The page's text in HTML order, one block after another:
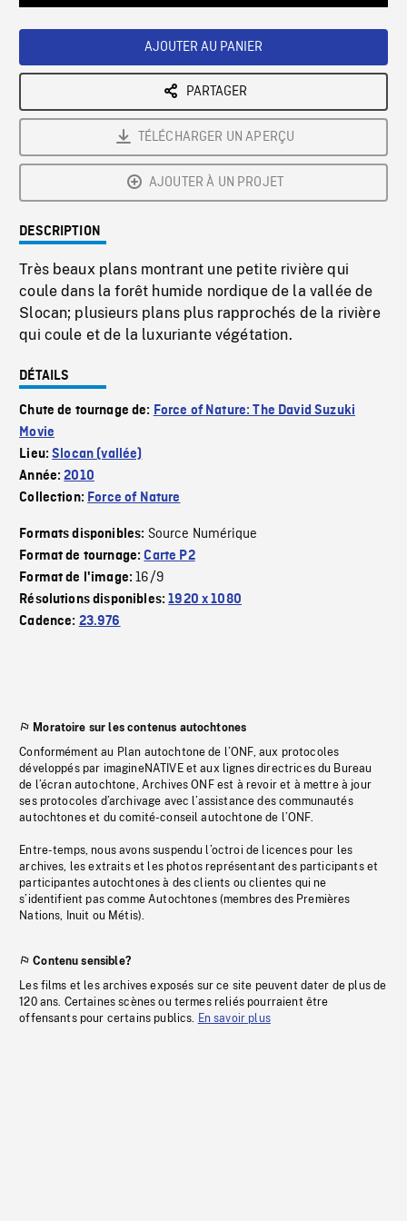
AJOUTER AU PANIER
PARTAGER
TÉLÉCHARGER UN APERÇU
AJOUTER À UN PROJET
DESCRIPTION
Très beaux plans montrant une petite rivière qui
coule dans la forêt humide nordique de la vallée de
Slocan; plusieurs plans plus rapprochés de la rivière
qui coule et de la luxuriante végétation.
DÉTAILS
Chute de tournage de: Force of Nature: The David Suzuki
Movie
Lieu:Slocan (vallée)
Année:2010
Collection: Force of Nature
Formats disponibles: Source Numérique
Format de tournage:Carte P2
Format de l'image:16/9
Résolutions disponibles:1920 x 1080
Cadence: 23.976
Moratoire sur les contenus autochtones
Conformément au Plan autochtone de l’ONF, aux protocoles
développés par imagineNATIVE et aux lignes directrices du Bureau
de l’écran autochtone, Archives ONF est à revoir et à mettre à jour
ses protocoles d’archivage avec l’assistance des communautés
autochtones et du comité-conseil autochtone de l’ONF.
Entre-temps, nous avons suspendu l’octroi de licences pour les
archives, les extraits et les photos représentant des participants et
participantes autochtones à des clients ou clientes qui ne
s’identifient pas comme Autochtones (membres des Premières
Nations, Inuit ou Métis).
Contenu sensible?
Les films et les archives exposés sur ce site peuvent dater de plus de
120 ans. Certaines scènes ou termes reliés pourraient être
offensants pour certains publics. En savoir plus